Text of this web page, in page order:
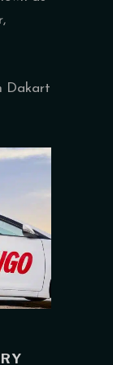
Dakart